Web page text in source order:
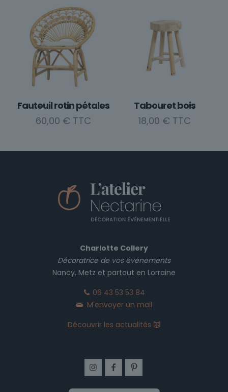
Fauteuil rotin pétales
60,00 €
Tabouret bois
18,00 €
Charlotte Collery
Décoratrice de vos événements
Nancy, Metz et partout en Lorraine
06 43 53 53 84
M'envoyer un mail
Découvrir les actualités